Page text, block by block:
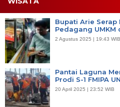
Bupati Arie Serap
Pedagang UMKM
2 Agustus 2025 | 19:43 WIB
Pantai Laguna
Prodi S-1 FMIPA
20 April 2025 | 23:52 WIB